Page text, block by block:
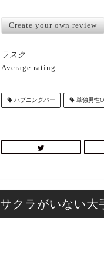
Create your own review
ラスク
Average rating:
ハプニングバー 単独男性
サクラがいない大